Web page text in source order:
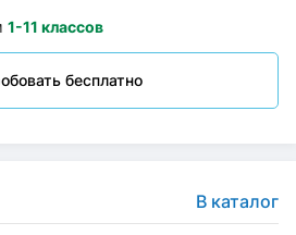
1-11 классов
бесплатно
В каталог